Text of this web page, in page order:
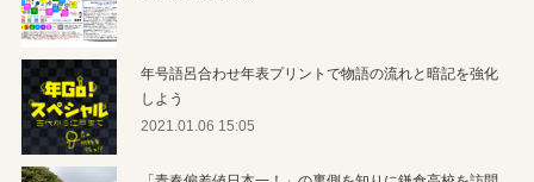
年号語呂合わせ年表プリントで物語の流れと暗記を強化
しよう
2021.01.06 15:05